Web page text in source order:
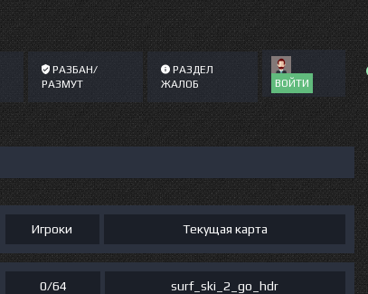
ВОЙТИ
РАЗБАН/
РАЗМУТ
РАЗДЕЛ
ЖАЛОБ
Игроки Текущая карта
0/64 surf_ski_2_go_hdr